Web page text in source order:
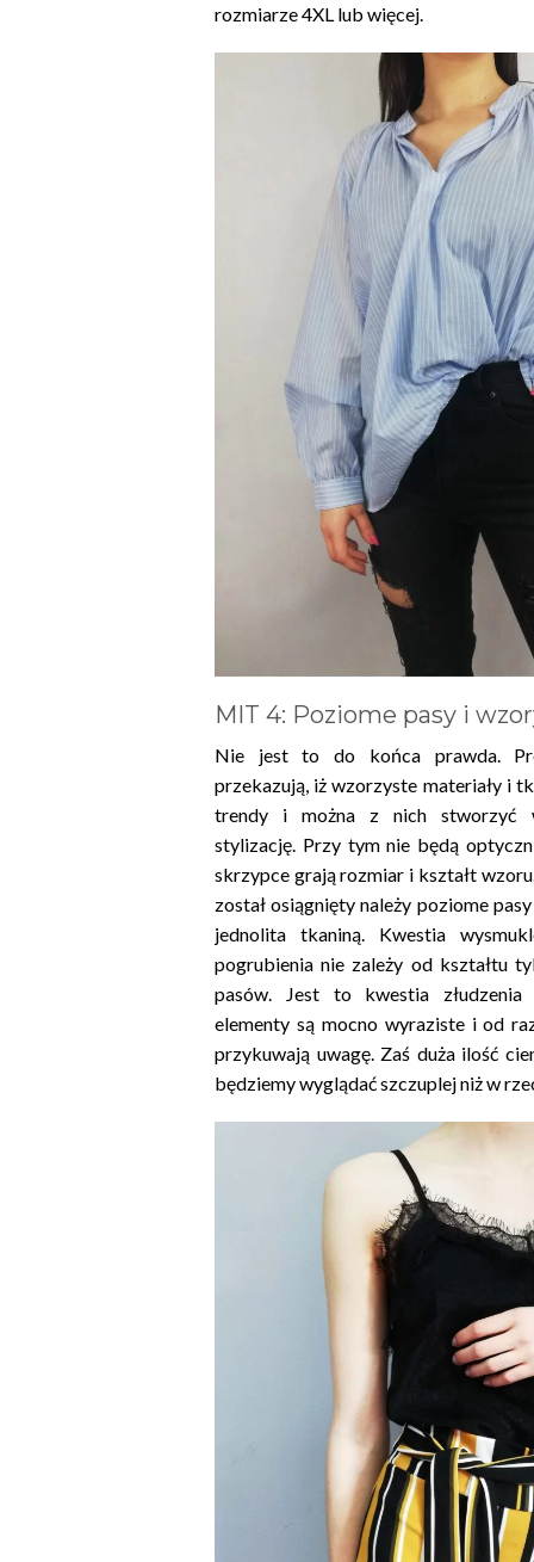
rozmiarze 4XL lub więcej.
MIT 4: Poziome pasy i
Nie jest to do końca prawda.
przekazują, iż wzorzyste materiały i
trendy i można z nich stworzyć
stylizację. Przy tym nie będą
skrzypce grają rozmiar i kształt
został osiągnięty należy poziome
jednolita tkaniną. Kwestia
pogrubienia nie zależy od kształtu
pasów. Jest to kwestia złudzenia
elementy są mocno wyraziste i od
przykuwają uwagę. Zaś duża ilość
będziemy wyglądać szczuplej niż w